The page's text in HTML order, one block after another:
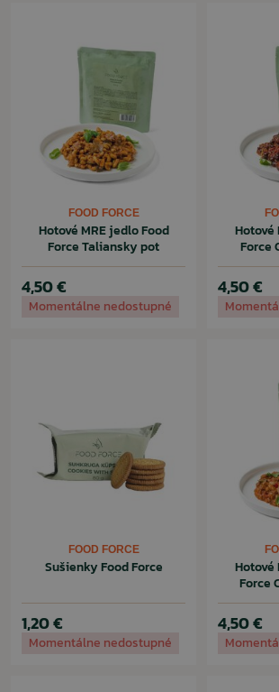
FOOD FORCE
Hotové MRE jedlo Food
Force Taliansky pot
4,50 €
Momentálne nedostupné
Hotové
Force
4,50 €
FOOD FORCE
Sušienky Food Force
1,20 €
Momentálne nedostupné
Hotové
Force
4,50 €